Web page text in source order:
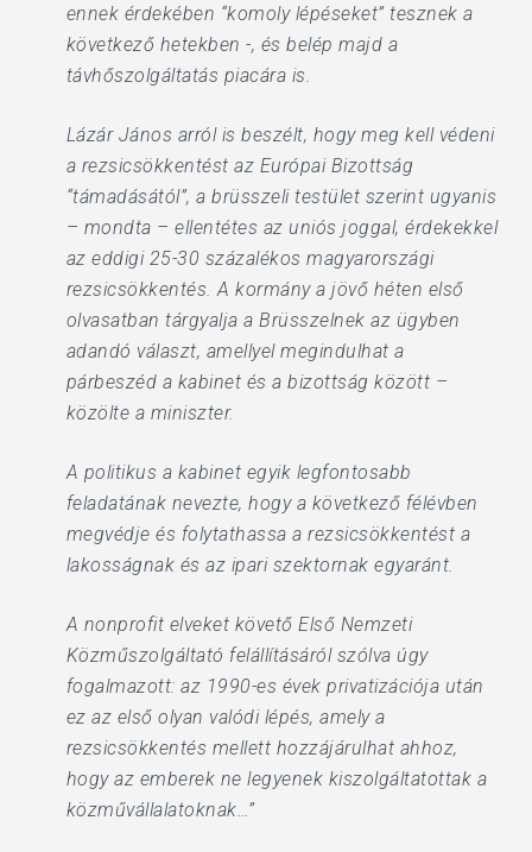
ennek érdekében “komoly lépéseket” tesznek a
következő hetekben -, és belép majd a
távhőszolgáltatás piacára is.
Lázár János arról is beszélt, hogy meg kell védeni
a rezsicsökkentést az Európai Bizottság
“támadásától”, a brüsszeli testület szerint ugyanis
– mondta – ellentétes az uniós joggal, érdekekkel
az eddigi 25-30 százalékos magyarországi
rezsicsökkentés. A kormány a jövő héten első
olvasatban tárgyalja a Brüsszelnek az ügyben
adandó választ, amellyel megindulhat a
párbeszéd a kabinet és a bizottság között –
közölte a miniszter.
A politikus a kabinet egyik legfontosabb
feladatának nevezte, hogy a következő félévben
megvédje és folytathassa a rezsicsökkentést a
lakosságnak és az ipari szektornak egyaránt.
A nonprofit elveket követő Első Nemzeti
Közműszolgáltató felállításáról szólva úgy
fogalmazott: az 1990-es évek privatizációja után
ez az első olyan valódi lépés, amely a
rezsicsökkentés mellett hozzájárulhat ahhoz,
hogy az emberek ne legyenek kiszolgáltatottak a
közművállalatoknak…”